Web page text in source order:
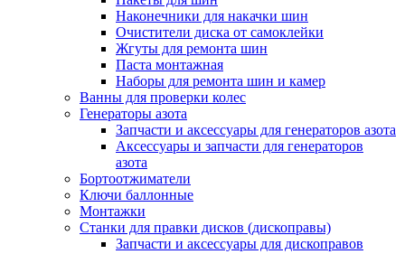
Наконечники для накачки шин
Очистители диска от самоклейки
Жгуты для ремонта шин
Паста монтажная
Наборы для ремонта шин и камер
Ванны для проверки колес
Генераторы азота
Запчасти и аксессуары для генераторов азота
Аксессуары и запчасти для генераторов
азота
Бортоотжиматели
Ключи баллонные
Монтажки
Станки для правки дисков (дископравы)
Запчасти и аксессуары для дископравов